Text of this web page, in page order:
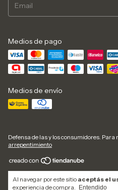
Al navegar por este sitio aceptás el
experiencia de compra.
Entendido
Medios de pago
Medios de envío
Defensa de las y los consumidores. Para
arrepentimiento
Copyright Garmont Outdoorgear -
reservados.